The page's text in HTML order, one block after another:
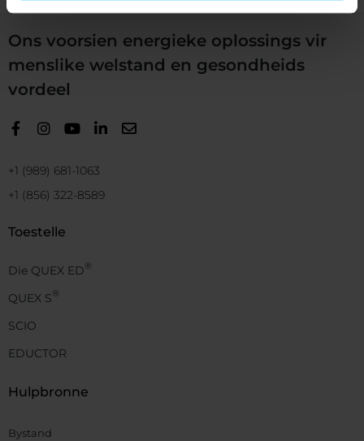
Ons voorsien energieke oplossings vir
menslike welstand en gesondheids
vordeel
+1 (989) 681-1063
+1 (856) 322-8589
Toestelle
Die QUEX ED®
QUEX S®
SCIO
EDUCTOR
Hulpbronne
Bystand